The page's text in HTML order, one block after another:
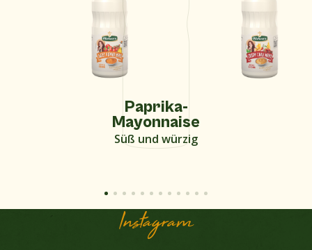
Paprika-
Mayonnaise
Süß und würzig
Instagram